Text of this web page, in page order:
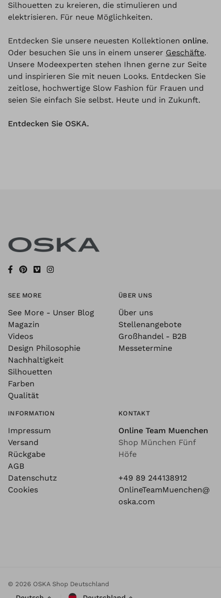
Silhouetten zu kreieren, die stimulieren und
elektrisieren. Für neue Möglichkeiten.
Entdecken Sie unsere neuesten Kollektionen online.
Oder besuchen Sie uns in einem unserer Geschäfte.
Unsere Modeexperten stehen Ihnen gerne zur Seite
und inspirieren Sie mit neuen Looks. Entdecken Sie
zeitlose, hochwertige Slow Fashion für Frauen und
seien Sie einfach Sie selbst. Heute und in Zukunft.
Entdecken Sie OSKA.
SEE MORE
See More - Unser Blog
Magazin
Videos
Design Philosophie
Nachhaltigkeit
Silhouetten
Farben
Qualität
ÜBER UNS
Über uns
Stellenangebote
Großhandel - B2B
Messetermine
INFORMATION
Impressum
Versand
Rückgabe
AGB
Datenschutz
Cookies
KONTAKT
Online Team Muenchen
Shop München Fünf
Höfe
+49 89 244138912
OnlineTeamMuenchen@
oska.com
© 2026 OSKA Shop Deutschland